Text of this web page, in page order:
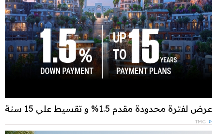
عرض لفترة محدودة مقدم 1.5% و تقسيط علي 15 سنة
TMG